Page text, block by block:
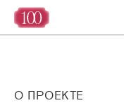
О ПРОЕКТЕ